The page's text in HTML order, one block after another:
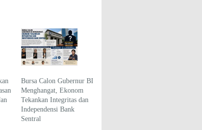
Bursa Calon Gubernur BI
Menghangat, Ekonom
Tekankan Integritas dan
Independensi Bank
Sentral